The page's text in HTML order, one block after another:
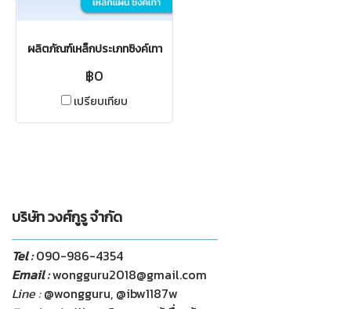
ผลิตภัณฑ์เหล็กประเภทซิงค์เทา
฿0
เปรียบเทียบ
บริษัท วงศ์กูรู จำกัด
Tel :090-986-4354
Email :wongguru2018@gmail.com
Line :@wongguru, @ibw1187w